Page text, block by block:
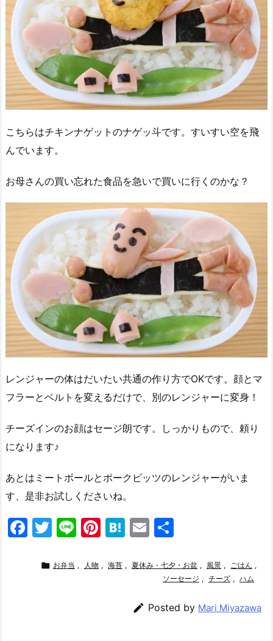
こちらはチキンナゲットのナゲッ斗です。すいすい空を飛
んでいます。
お母さんの買い忘れた食品を急いで買いに行くのかな？
レンジャーの体はだいたい共通の作り方でOKです。顔とマ
フラーとベルトを変えるだけで、別のレンジャーに変身！
チーズインのお顔はセージ朗です。しっかりもので、頼り
になります♪
あとはミートボールとポークビッツのレンジャーがいま
す、是非お試しくださいね。
F
T
itt
Li
e
Pi
er
H
e
a
E
ai
 お弁当 , 人物 , 海苔 , 夏休み・七夕・お盆 , 風景 , ごはん ,
ソーセージ , チーズ , ハム
 Posted by Mari Miyazawa